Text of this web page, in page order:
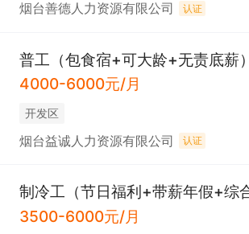
烟台善德人力资源有限公司 认证
普工（包食宿+可大龄+无责底薪）
4000-6000元/月
开发区
烟台益诚人力资源有限公司 认证
制冷工（节日福利+带薪年假+综
3500-6000元/月